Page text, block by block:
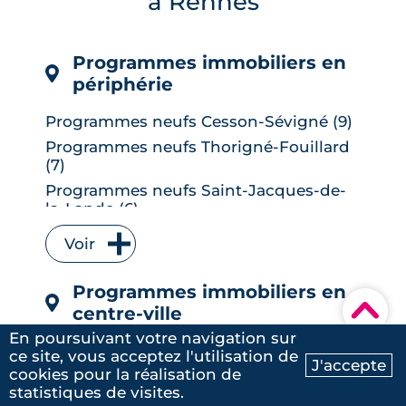
Ma recherche Contactez-nous
▾
Programmes immobiliers en
périphérie
Programmes neufs Cesson-Sévigné (9)
Programmes neufs Thorigné-Fouillard
(7)
Programmes neufs Saint-Jacques-de-
la-Lande (6)
Programmes neufs Vitré (6)
Programmes neufs Bruz (5)
Programmes neufs L' Hermitage (5)
Programmes neufs Le Rheu (5)
Programmes neufs Chantepie (4)
Programmes neufs Vezin-le-Coquet (4)
Programmes neufs Betton (3)
Voir
Programmes immobiliers en
centre-ville
Programmes neufs Francisco-Ferrer -
Vern - Landry - Poterie (9)
Programmes neufs Thabor – Saint-
En poursuivant votre navigation sur
ce site, vous acceptez l'utilisation de
cookies pour la réalisation de
statistiques de visites.
J'accepte